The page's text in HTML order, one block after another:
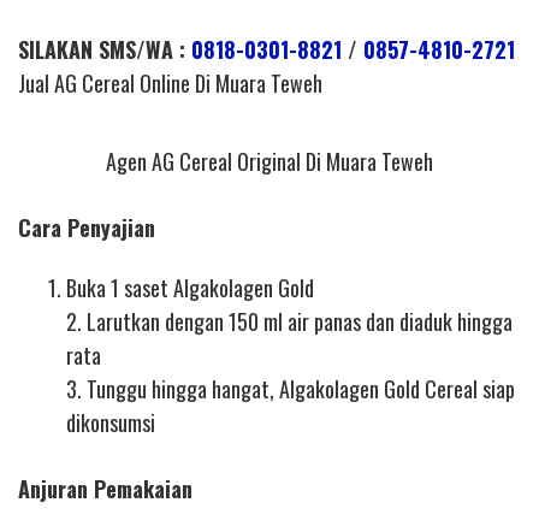
SILAKAN SMS/WA : 0818-0301-8821 / 0857-4810-2721
Jual AG Cereal Online Di Muara Teweh
Agen AG Cereal Original Di Muara Teweh
Cara Penyajian
Buka 1 saset Algakolagen Gold
2. Larutkan dengan 150 ml air panas dan diaduk hingga
rata
3. Tunggu hingga hangat, Algakolagen Gold Cereal siap
dikonsumsi
Anjuran Pemakaian